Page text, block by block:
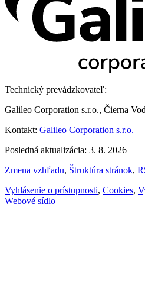
Technický prevádzkovateľ:
Galileo Corporation s.r.o., Čierna
Kontakt: Galileo Corporation s.r.o.
Posledná aktualizácia: 3. 8. 2026
Zmena vzhľadu, Štruktúra stránok,
Vyhlásenie o prístupnosti, Cookies,
Webové sídlo